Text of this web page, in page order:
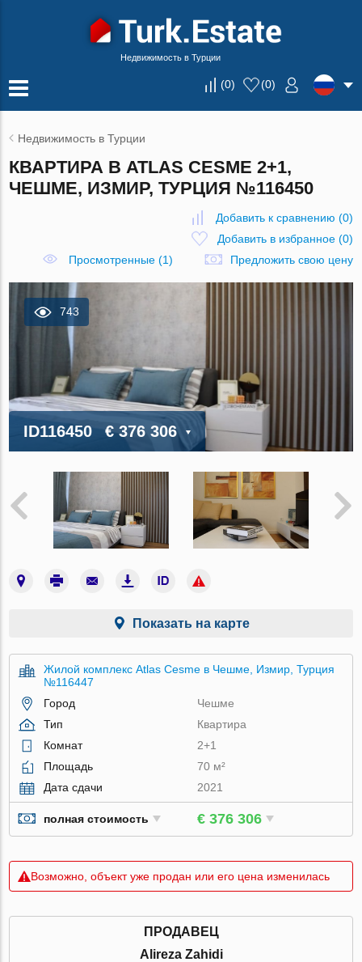
Недвижимость в Турции
(0) (0)
Недвижимость в Турции
КВАРТИРА В ATLAS CESME 2+1,
ЧЕШМЕ, ИЗМИР, ТУРЦИЯ №116450
Добавить к сравнению (0)
Добавить в избранное(0)
Просмотренные (1)
Предложить свою цену
743
ID116450 € 376 306
Показать на карте
Жилой комплекс Atlas Cesme в Чешме, Измир, Турция
№116447
Город
Чешме
Тип
Квартира
Комнат
2+1
Площадь
70 м²
Дата сдачи
2021
полная стоимость € 376 306
Возможно, объект уже продан или его цена изменилась
ПРОДАВЕЦ
Alireza Zahidi